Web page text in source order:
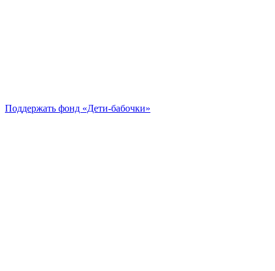
Поддержать фонд «Дети-бабочки»